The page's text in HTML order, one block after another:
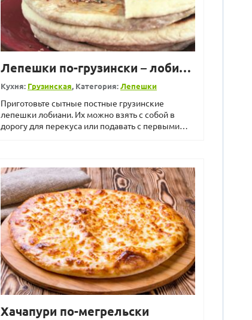
Лепешки по-грузински – лобиани
Кухня: Грузинская, Категория:Лепешки
Приготовьте сытные постные грузинские
лепешки лобиани. Их можно взять с собой в
дорогу для перекуса или подавать с первыми
Хачапури по-мегрельски